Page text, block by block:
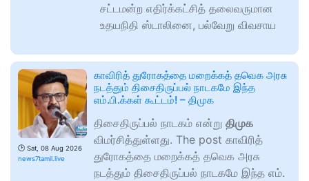
சட்டமன்ற எதிர்க்கட்சித் தலைவருமான
உதயநிதி ஸ்டாலினை, பல்வேறு விவசாய
🕑 Sat, 08 Aug 2026
news7tamil.live
காவிரித் துரோகத்தை மறைக்கத் தவெக அரசு
நடத்தும் திசைதிருப்பல் நாடகமே இந்த
எம்.பி.க்கள் கூட்டம்! – திமுக
திசைதிருப்பல் நாடகம் என்று திமுக
விமர்சித்துள்ளது. The post காவிரித்
துரோகத்தை மறைக்கத் தவெக அரசு
நடத்தும் திசைதிருப்பல் நாடகமே இந்த எம்.